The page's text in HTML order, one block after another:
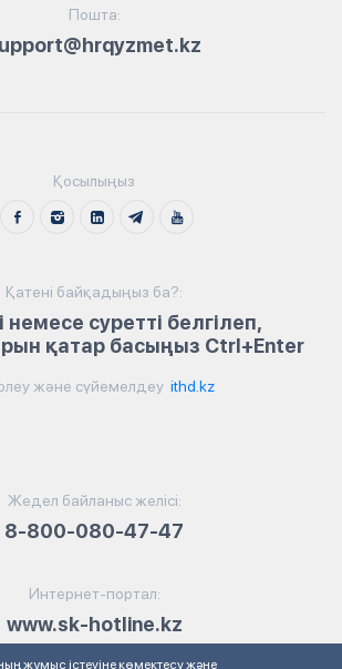
Пошта:
Қосылыңыз
Қатені байқадыңыз ба?:
немесе суретті белгілеп,
қатар басыңыз Ctrl+Enter
және сүйемелдеу ithd.kz
Жедел байланыс желісі:
8-800-080-47-47
Интернет-портал:
www.sk-hotline.kz
жұмыс істеуіне көмектесу және